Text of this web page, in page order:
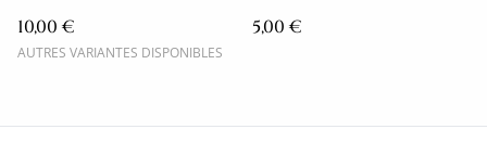
10,00 €
AUTRES VARIANTES DISPONIBLES
5,00 €